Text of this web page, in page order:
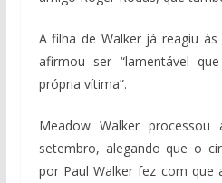
A filha de Walker já reagiu
afirmou ser “lamentável
própria vítima”.
Meadow Walker
setembro, alegando que o
por Paul Walker fez com que